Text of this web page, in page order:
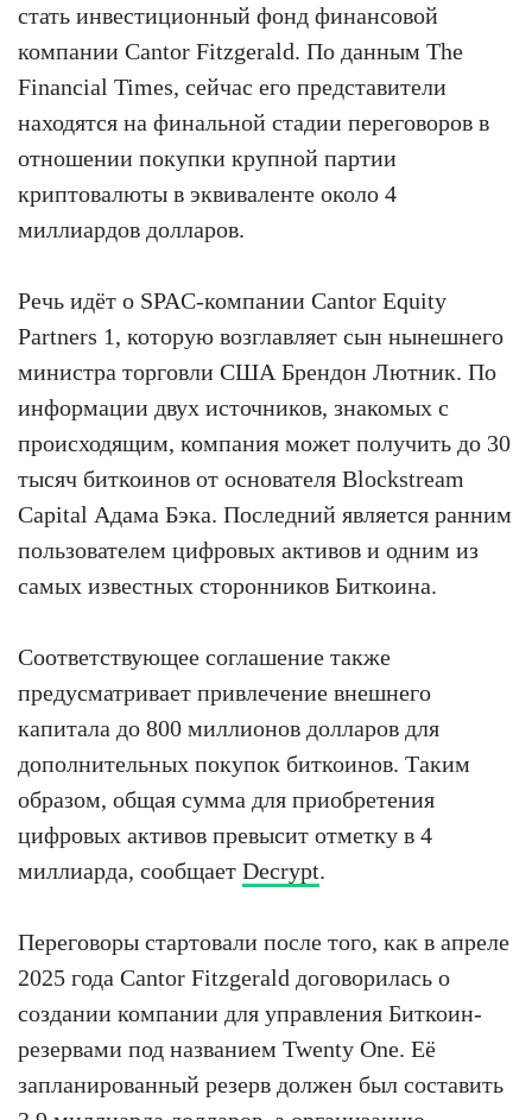
стать инвестиционный фонд финансовой
компании Cantor Fitzgerald. По данным The
Financial Times, сейчас его представители
находятся на финальной стадии переговоров в
отношении покупки крупной партии
криптовалюты в эквиваленте около 4
миллиардов долларов.
Речь идёт о SPAC-компании Cantor Equity
Partners 1, которую возглавляет сын нынешнего
министра торговли США Брендон Лютник. По
информации двух источников, знакомых с
происходящим, компания может получить до 30
тысяч биткоинов от основателя Blockstream
Capital Адама Бэка. Последний является ранним
пользователем цифровых активов и одним из
самых известных сторонников Биткоина.
Соответствующее соглашение также
предусматривает привлечение внешнего
капитала до 800 миллионов долларов для
дополнительных покупок биткоинов. Таким
образом, общая сумма для приобретения
цифровых активов превысит отметку в 4
миллиарда, сообщает Decrypt.
Переговоры стартовали после того, как в апреле
2025 года Cantor Fitzgerald договорилась о
создании компании для управления Биткоин-
резервами под названием Twenty One. Её
запланированный резерв должен был составить